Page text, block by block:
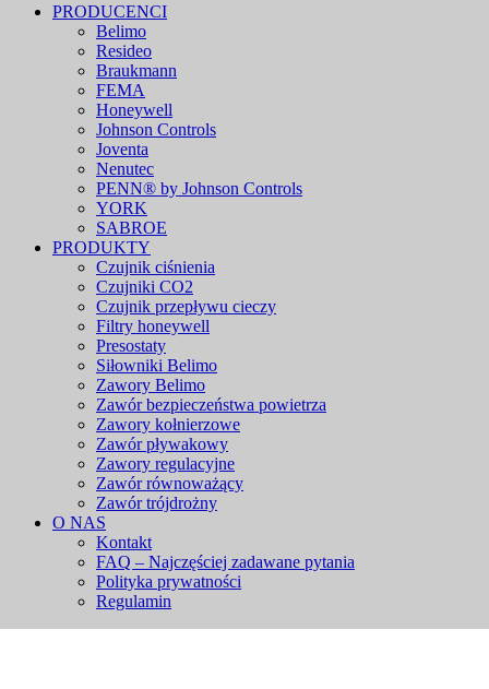
PRODUCENCI
Belimo
Resideo
Braukmann
FEMA
Honeywell
Johnson Controls
Joventa
Nenutec
PENN® by Johnson Controls
YORK
SABROE
PRODUKTY
Czujnik ciśnienia
Czujniki CO2
Czujnik przepływu cieczy
Filtry honeywell
Presostaty
Siłowniki Belimo
Zawory Belimo
Zawór bezpieczeństwa powietrza
Zawory kołnierzowe
Zawór pływakowy
Zawory regulacyjne
Zawór równoważący
Zawór trójdrożny
O NAS
Kontakt
FAQ – Najczęściej zadawane pytania
Polityka prywatności
Regulamin